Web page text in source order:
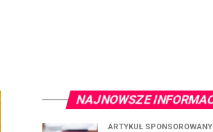
NAJNOWSZE
ARTYKUŁ SPONSOROWANY